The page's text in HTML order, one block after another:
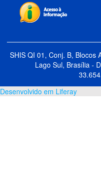
SHIS QI 01, Conj. B, Blocos
Lago Sul, Brasília -
Desenvolvido em Liferay